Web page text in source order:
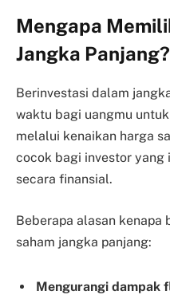
Mengapa
Jangka Panjang?
Berinvestasi dalam
waktu bagi uangmu
melalui kenaikan harga
cocok bagi investor yang
secara finansial.
Beberapa alasan kenapa
saham jangka panjang:
Mengurangi dampak